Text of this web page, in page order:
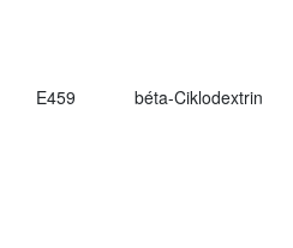
E459
béta-Ciklodextrin